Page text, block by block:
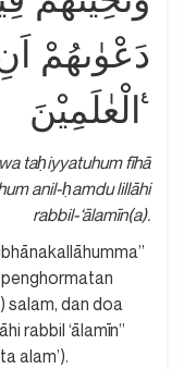
دَعْوٰىهُمْ
الْعٰلَمِيْنَ ࣖ
taḥiyyatuhum fīhā
anil-ḥamdu lillāhi
rabbil-‘ālamīn(a).
penghormatan
salam, dan doa
rabbil ‘ālamīn”
alam’).